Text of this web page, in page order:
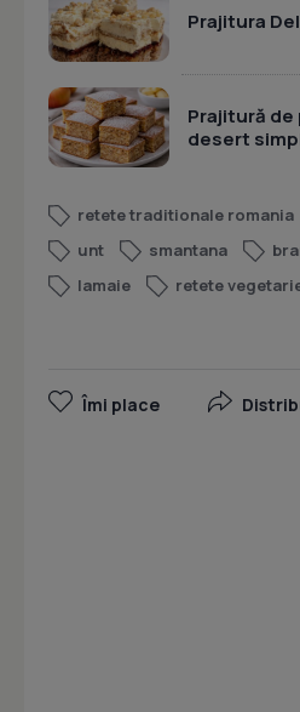
Prajitura
Prajitură de
desert
retete traditionale romania
unt
smantana
lamaie
retete
Îmi place